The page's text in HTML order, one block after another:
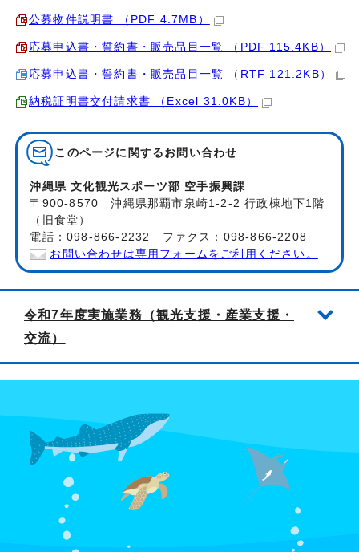
公募物件説明書 （PDF 4.7MB）
応募申込書・誓約書・販売品目一覧 （PDF 115.4KB）
応募申込書・誓約書・販売品目一覧 （RTF 121.2KB）
納税証明書交付請求書 （Excel 31.0KB）
このページに関する お問い合わせ
沖縄県 文化観光スポーツ部 空手振興課
〒900-8570 沖縄県那覇市泉崎1-2-2 行政棟地下1階
（旧食堂）
電話：098-866-2232 ファクス：098-866-2208
お問い合わせは専用フォームをご利用ください。
令和7年度実施業務（観光支援・産業支援・
交流）